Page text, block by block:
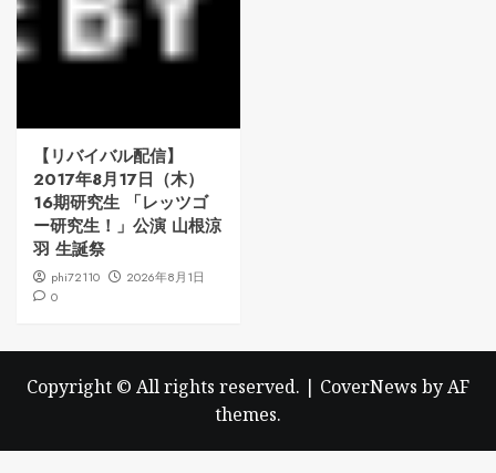
【リバイバル配信】
2017年8月17日（木）
16期研究生 「レッツゴ
ー研究生！」公演 山根涼
羽 生誕祭
phi72110
2026年8月1日
0
Copyright © All rights reserved. | CoverNews by AF
themes.